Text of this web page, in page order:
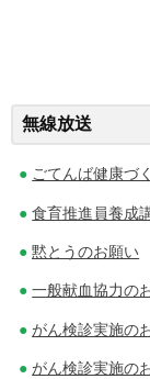
ビ
ゲ
ー
シ
ョ
ン
無線放送
ごてんば健康づ
食育推進員養成
黙とうのお願い
一般献血協力の
がん検診実施の
がん検診実施の